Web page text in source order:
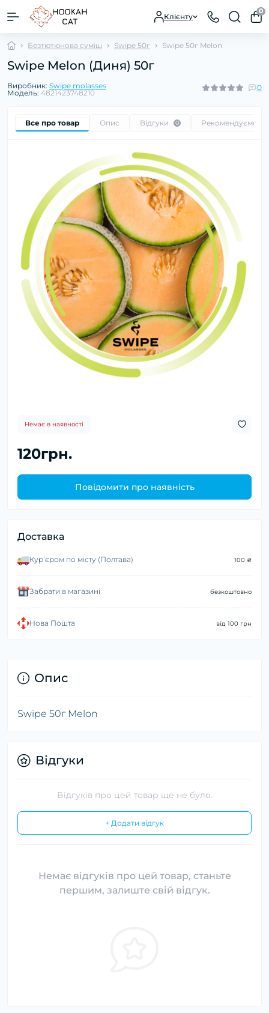
Клієнту
0
Безтютюнова суміш Swipe 50г Swipe 50г Melon
Swipe Melon (Диня) 50г
Виробник: Swipe molasses
Модель: 4821423748210
0
Все про товар Опис Відгуки 0 Рекомендуємо
Немає в наявності
120грн.
Повідомити про наявність
Доставка
Курʼєром по місту (Полтава) 100 ₴
Забрати в магазині безкоштовно
Нова Пошта від 100 грн
Опис
Swipe 50г Melon
Відгуки
Відгуків про цей товар ще не було.
+ Додати відгук
Немає відгуків про цей товар, станьте
першим, залиште свій відгук.